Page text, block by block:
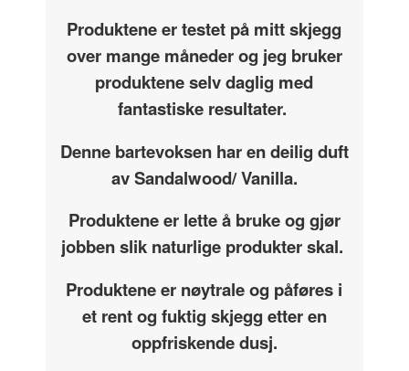
Produktene er testet på mitt skjegg
over mange måneder og jeg bruker
produktene selv daglig med
fantastiske resultater.
Denne bartevoksen har en deilig duft
av Sandalwood/ Vanilla.
Produktene er lette å bruke og gjør
jobben slik naturlige produkter skal.
Produktene er nøytrale og påføres i
et rent og fuktig skjegg etter en
oppfriskende dusj.